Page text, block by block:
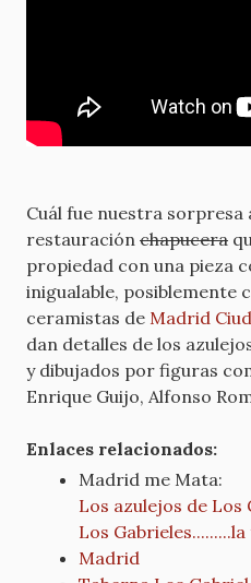
Cuál fue nuestra
restauración chapucera
propiedad con una pieza
inigualable, posiblemente
ceramistas de Madrid
dan detalles de los
y dibujados por figuras
Enrique Guijo, Alfonso
Enlaces relacionados:
Madrid me Mata:
Los azulejos de Los
Los
Madrid